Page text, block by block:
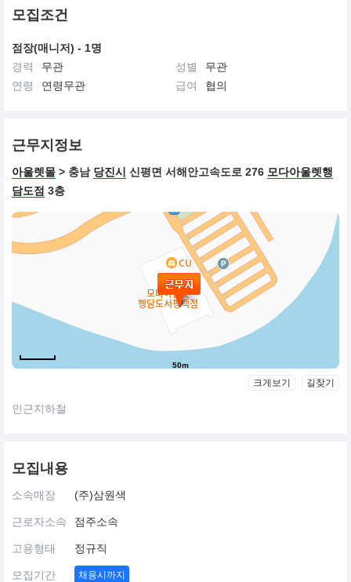
스포티브 스트릿,
트렌디 프레피의 네가지 라인과 베이직, 라운지, 데님, 프로모션, 잡
특화된 카테고리를 통해, 항상 신선한 메가 트렌드를 전개.
▷ 타깃 프라이스 존: 중저가
▷ 타깃에이지 : TODLKIDS(1~8세), TWEENS(9~13세)
▷ 특징: 18명의 디자이너가 매일 신선한 스타일 기획,발주
시즌 기획이 아닌 철저한 월별 기획 시스템 구축
다품종,소량 2주내 최저가 생산
아동최초의 패스트패션도입
중국 청도 자가공장을 활용한 직소싱 시스템 구축
중저가를 지향하는 타 브랜드 가격대비 60%수준의 저렴한
가격형성에 따른 경쟁력 확보
모집조건
점장(매니저) - 1명
경력
무관 성별
무관
연령
연령무관 급여 협의
근무지정보
아울렛몰 > 충남 당진시 신평면 서해안고속도로 276 모다아울렛행
담도점 3층
50m
크게보기 길찾기
인근지하철
모집내용
소속매장 (주)삼원색
근로자소속 점주소속
고용형태 정규직
모집기간 채용시까지